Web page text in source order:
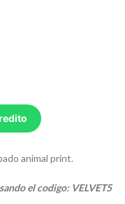
animal print.
el codigo: VELVET5